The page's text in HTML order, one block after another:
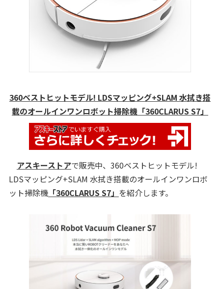
360ベストヒットモデル! LDSマッピング+SLAM 水拭き搭
載のオールインワンロボット掃除機「360CLARUS S7」
アスキーストアで販売中、360ベストヒットモデル!
LDSマッピング+SLAM 水拭き搭載のオールインワンロボ
ット掃除機「360CLARUS S7」 を紹介します。